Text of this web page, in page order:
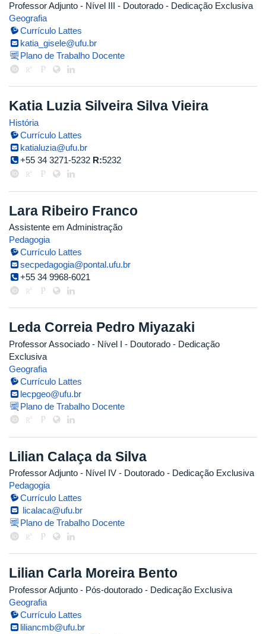
Professor Adjunto - Nível III - Doutorado - Dedicação Exclusiva
Geografia
Currículo Lattes
katia_gisele@ufu.br
Plano de Trabalho Docente
Katia Luzia Silveira Silva Vieira
História
Currículo Lattes
katialuzia@ufu.br
+55 34 3271-5232 R:5232
Lara Ribeiro Franco
Assistente em Administração
Pedagogia
Currículo Lattes
secpedagogia@pontal.ufu.br
+55 34 9968-6021
Leda Correia Pedro Miyazaki
Professor Associado - Nível I - Doutorado - Dedicação
Exclusiva
Geografia
Currículo Lattes
lecpgeo@ufu.br
Plano de Trabalho Docente
Lilian Calaça da Silva
Professor Adjunto - Nível IV - Doutorado - Dedicação Exclusiva
Pedagogia
Currículo Lattes
licalaca@ufu.br
Plano de Trabalho Docente
Lilian Carla Moreira Bento
Professor Adjunto - Pós-doutorado - Dedicação Exclusiva
Geografia
Currículo Lattes
liliancmb@ufu.br